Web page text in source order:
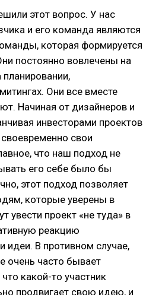
этот вопрос. У нас
и его команда являются
которая формируется
постоянно вовлечены на
Они все вместе
Начиная от дизайнеров и
инвесторами проектов
свои
что наш подход не
его себе было бы
этот подход позволяет
которые уверены в
увести проект «не туда» в
реакцию
идеи. В противном случае,
очень часто бывает
какой-то участник
продвигает свою идею, и